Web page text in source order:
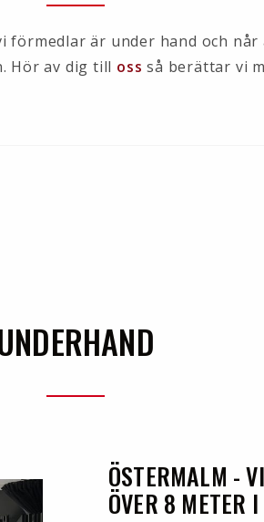
förmedlar är under hand och når
Hör av dig till oss så berättar vi
ÖSTERMALM -
ÖVER 8 METER